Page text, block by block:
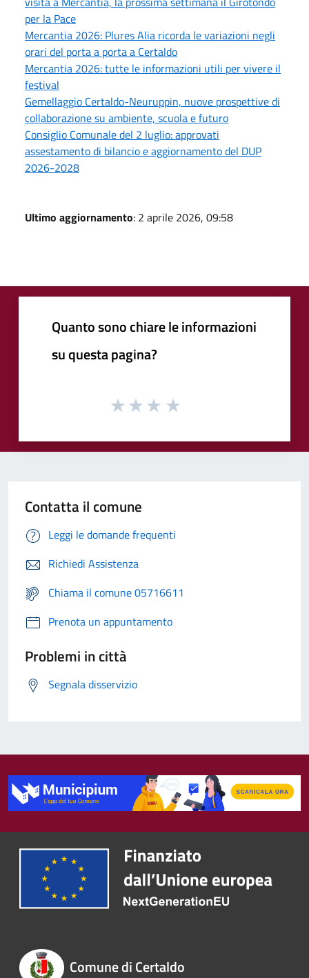
per la Pace
Mercantia 2026: Plures Alia ricorda le variazioni negli
orari del porta a porta a Certaldo
Mercantia 2026: tutte le informazioni utili per vivere il
festival
Gemellaggio Certaldo-Neuruppin, nuove prospettive di
collaborazione su ambiente, scuola e futuro
Consiglio Comunale del 2 luglio: approvati
assestamento di bilancio e aggiornamento del DUP
2026-2028
Ultimo aggiornamento: 2 aprile 2026, 09:58
Quanto sono chiare le informazioni
su questa pagina?
Contatta il comune
Leggi le domande frequenti
Richiedi Assistenza
Chiama il comune 05716611
Prenota un appuntamento
Problemi in città
Segnala disservizio
Comune di Certaldo